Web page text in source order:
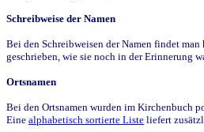
Schreibweise der Namen
Bei den Schreibweisen der Namen findet
geschrieben, wie sie noch in der Erinnerung
Ortsnamen
Bei den Ortsnamen wurden im Kirchenbuch
Eine alphabetisch sortierte Liste liefert